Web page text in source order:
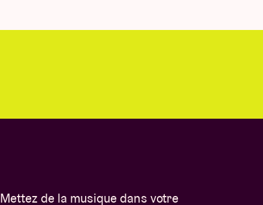
Mettez de la musique dans votre